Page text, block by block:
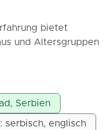
bietet
und Altersgruppen
und
online
alle Anwendungen
Serbien
serbisch, englisch